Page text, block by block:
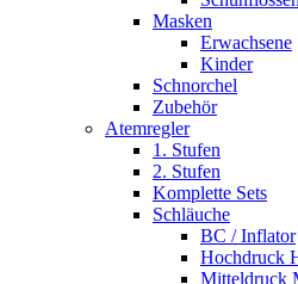
Masken
Erwachsene
Kinder
Schnorchel
Zubehör
Atemregler
1. Stufen
2. Stufen
Komplette Sets
Schläuche
BC / Inflator
Hochdruck
Mitteldruck